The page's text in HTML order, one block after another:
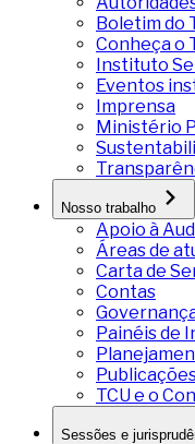
Boletim do
Conheça o
Instituto
Eventos
Imprensa
Ministério
Nosso trabalho
Apoio à
Áreas de
Carta de
Contas
Painéis de
TCU e o
Sessões e